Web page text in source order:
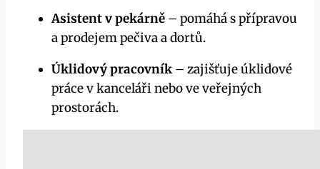
Asistent v pekárně – pomáhá s přípravou
a prodejem pečiva a dortů.
Úklidový pracovník – zajišťuje úklidové
práce v kanceláři nebo ve veřejných
prostorách.